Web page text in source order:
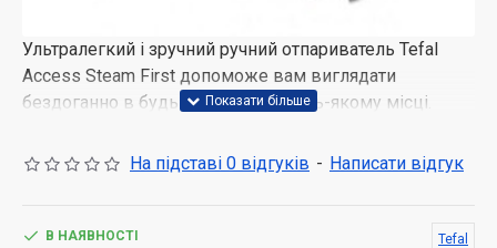
Ультралегкий і зручний ручний отпариватель Tefal
Access Steam First допоможе вам виглядати
бездоганно в будь-який час і в будь-якому місці.
секунд і швидко справляється з будь-якими
На підставі 0 відгуків - Написати відгук
В НАЯВНОСТІ
Tefal